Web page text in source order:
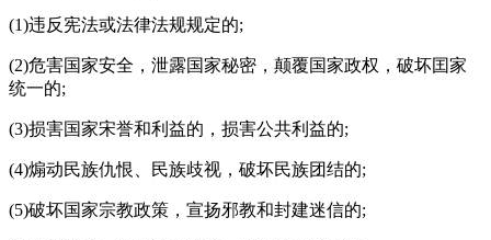
(1)违反宪法或法律法规规定的;
(2)危害国家安全，泄露国家秘密，颠覆国家政权，破坏囯家
统一的;
(3)损害国家宋誉和利益的，损害公共利益的;
(4)煽动民族仇恨、民族歧视，破坏民族团结的;
(5)破坏国家宗教政策，宣扬邪教和封建迷信的;